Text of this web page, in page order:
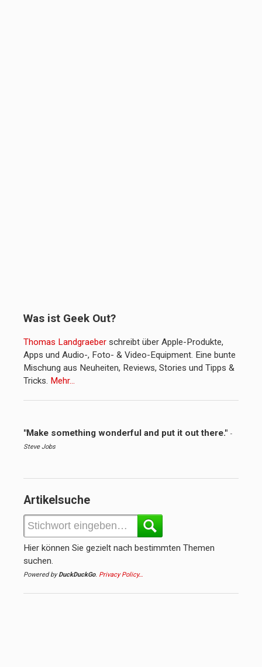
Was ist Geek Out?
Thomas Landgraeber schreibt über Apple-Produkte,
Apps und Audio-, Foto- & Video-Equipment. Eine bunte
Mischung aus Neuheiten, Reviews, Stories und Tipps &
Tricks. Mehr…
"Make something wonderful and put it out there." -
Steve Jobs
Artikelsuche
Hier können Sie gezielt nach bestimmten Themen
suchen.
Powered byDuckDuckGo. Privacy Policy…